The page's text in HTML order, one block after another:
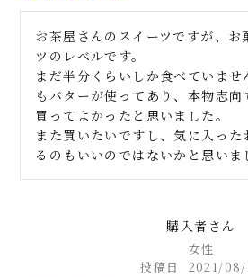
お茶屋さんのスイーツですが、お
ツのレベルです。
まだ半分くらいしか食べていませ
もバターが使ってあり、本物志向
買ってよかったと思いました。
また買いたいですし、気に入った
るのもいいのではないかと思いま
購入者
女性
投稿日
2021/08/